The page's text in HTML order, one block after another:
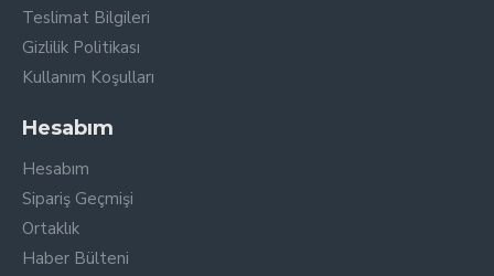
Teslimat Bilgileri
Gizlilik Politikası
Kullanım Koşulları
Hesabım
Hesabım
Sipariş Geçmişi
Ortaklık
Haber Bülteni